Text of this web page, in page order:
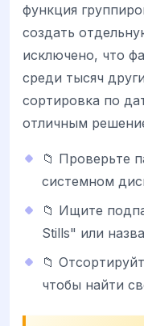
функция
создать
исключено, что
среди тысяч
сортировка по
отличным
📁 Проверьте
системном
📁 Ищите
Stills" или
📁
чтобы найти